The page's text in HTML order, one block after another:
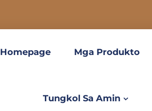
Homepage Mga Produkto
Tungkol Sa Amin